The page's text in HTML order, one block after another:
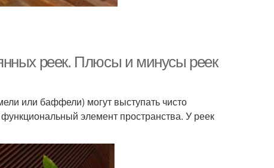
реек. Плюсы и минусы реек
или баффели) могут выступать чисто
элемент пространства. У реек